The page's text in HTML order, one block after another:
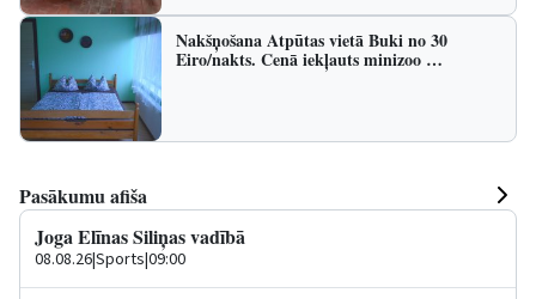
Nakšņošana Atpūtas vietā Buki no 30
Eiro/nakts. Cenā iekļauts minizoo …
Pasākumu afiša
Joga Elīnas Siliņas vadībā
08.08.26|Sports|09:00